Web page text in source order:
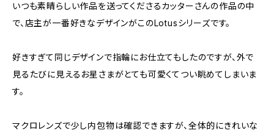
いつも素晴らしい作品を送ってくださるカッターさんの作品の中
で、店主が一番好きなデザインがこのLotusシリーズです。
好きすぎて同じデザインで指輪にお仕立てもしたのですが、外で
見るたびに見えるお星さまがとても可愛くてつい眺めてしまいま
す。
マクロレンズで少し内包物は確認できますが、全体的にきれいな